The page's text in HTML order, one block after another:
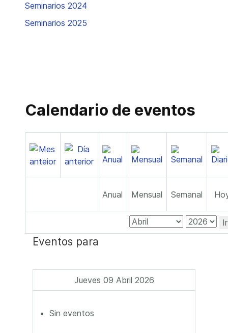
Seminarios 2024
Seminarios 2025
Calendario de eventos
Anual Mensual Semanal
Eventos para
Jueves 09 Abril 2026
Sin eventos